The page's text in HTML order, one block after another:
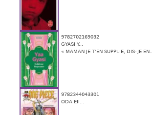
9782702169032
GYASI Y...
« MAMAN JE T’EN SUPPLIE, DIS-JE EN...
9782344043301
ODA EII...